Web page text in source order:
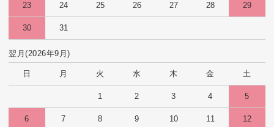
23 24 25 26 27 28 29
30 31
翌月(2026年9月)
日 月 火 水 木 金 土
1 2 3 4 5
6 7 8 9 10 11 12